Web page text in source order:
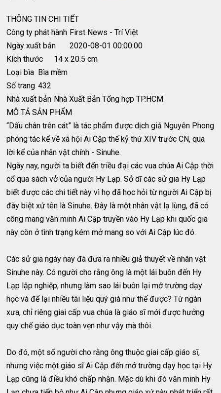
THÔNG TIN CHI TIẾT
Công ty phát hành First News - Trí Việt
Ngày xuất bản
2020-08-01 00:00:00
Kích thước
14 x 20.5 cm
Loại bìa Bìa mềm
Số trang 432
Nhà xuất bản Nhà Xuất Bản Tổng hợp TP.HCM
MÔ TẢ SẢN PHẨM
“Dấu chân trên cát” là tác phẩm được dịch giả Nguyên Phong
phóng tác kể về xã hội Ai Cập thế kỷ thứ XIV trước CN, qua
lời kể của nhân vật chính - Sinuhe.
Ngày nay, người ta biết đến triều đại các vua chúa Ai Cập thời
cổ qua sách vở của người Hy Lạp. Sở dĩ các sử gia Hy Lạp
biết được các chi tiết này vì họ đã học hỏi từ người Ai Cập bị
đày biệt xứ tên là Sinuhe. Đây là một nhân vật lạ lùng, đã có
công mang văn minh Ai Cập truyền vào Hy Lạp khi quốc gia
này còn ở tình trạng kém mở mang so với Ai Cập lúc đó.
Các sử gia ngày nay đã đưa ra nhiều giả thuyết về nhân vật
Sinuhe này. Có người cho rằng ông là một lái buôn đến Hy
Lạp lập nghiệp, nhưng làm sao lái buôn lại mở trường dạy
học và để lại nhiều tài liệu quý giá như thế được? Từ ngàn
xưa, chỉ riêng giai cấp vua chúa là giáo sĩ mới được hưởng
quy chế giáo dục toàn vẹn như vậy mà thôi.
Do đó, một số người cho rằng ông thuộc giai cấp giáo sĩ,
nhưng việc một giáo sĩ Ai Cập đến mở trường dạy học tại Hy
Lạp cũng là điều khó chấp nhận. Mặc dù khi đó văn minh Hy